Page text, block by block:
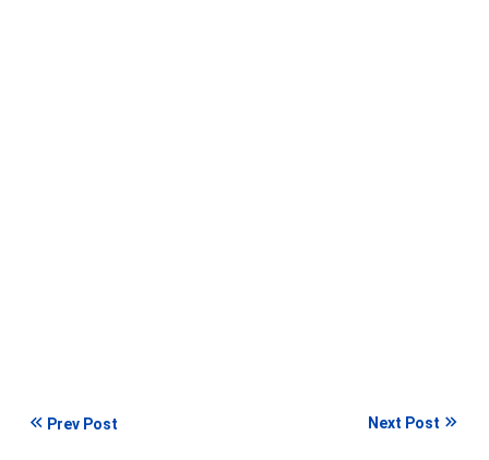
Prev Post Next Post